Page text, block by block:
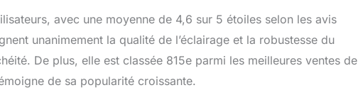
avec une moyenne de 4,6 sur 5 étoiles selon les avis
unanimement la qualité de l’éclairage et la robustesse du
De plus, elle est classée 815e parmi les meilleures ventes de
de sa popularité croissante.